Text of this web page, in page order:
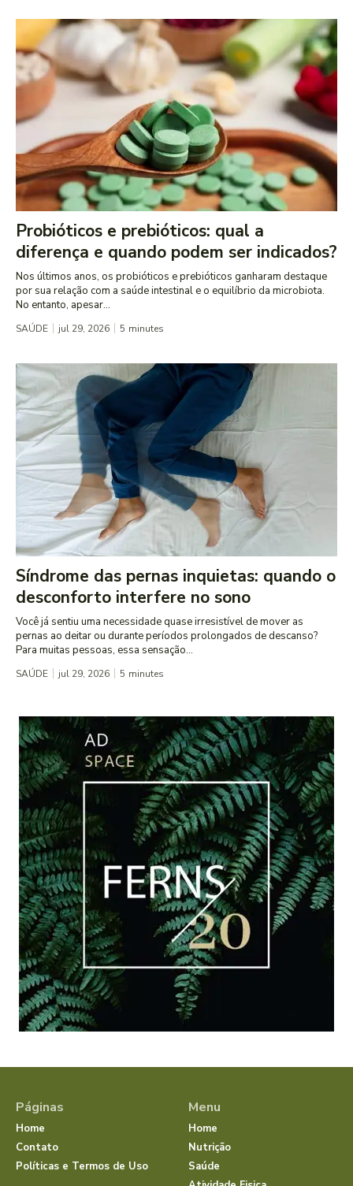
Probióticos e prebióticos: qual a
diferença e quando podem ser indicados?
Nos últimos anos, os probióticos e prebióticos ganharam destaque
por sua relação com a saúde intestinal e o equilíbrio da microbiota.
No entanto, apesar...
SAÚDE jul 29, 2026 5 minutes
Síndrome das pernas inquietas: quando o
desconforto interfere no sono
Você já sentiu uma necessidade quase irresistível de mover as
pernas ao deitar ou durante períodos prolongados de descanso?
Para muitas pessoas, essa sensação...
SAÚDE jul 29, 2026 5 minutes
Páginas
Home
Contato
Políticas e Termos de Uso
Menu
Home
Nutrição
Saúde